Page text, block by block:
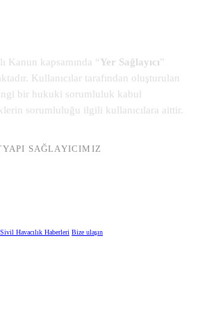
Kanun kapsamında “Yer Sağlayıcı”
Kullanıcılar tarafından oluşturulan
bir hukuki sorumluluk kabul
sorumluluğu ilgili kullanıcılara aittir.
SAĞLAYICIMIZ
Havacılık Haberleri Bize ulaşın